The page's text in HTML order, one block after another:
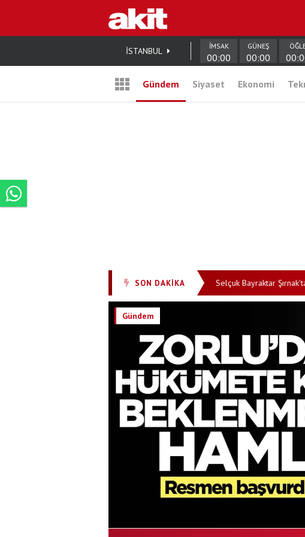
İSTANBUL İMSAK
00:00
GÜNEŞ
00:00
Gündem Siyaset Ekonomi
SON DAKİKA
danışıklı döğüş! Katil vitrine oynuyor • Selçuk Bayraktar Şırnak'tan
Gündem